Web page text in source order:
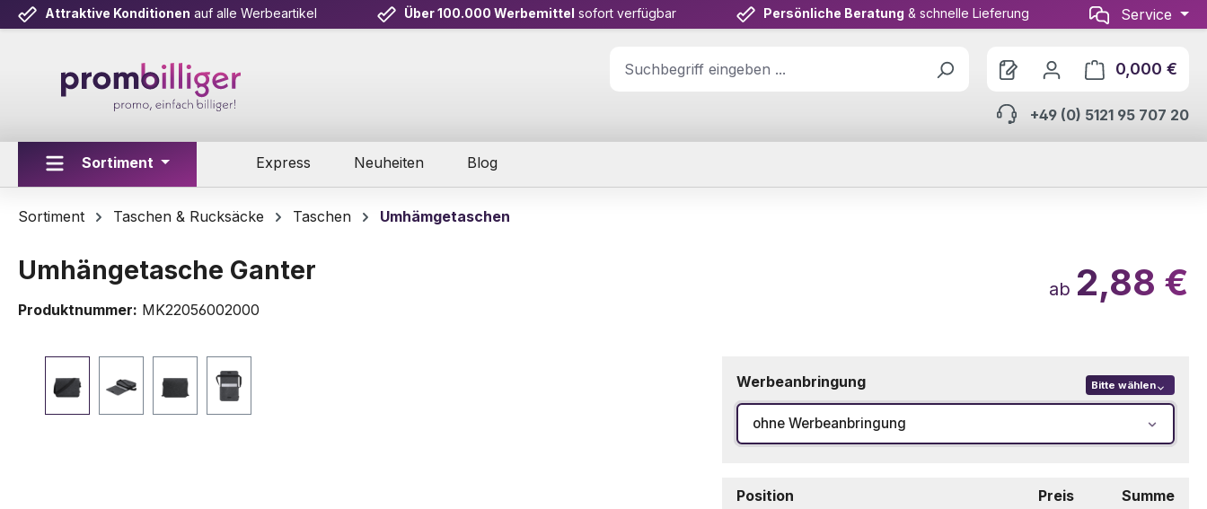
Hauptinhalt springen
Zur Suche springen
Zur Hauptnavigation springen
Attraktive Konditionen auf alle Werbeartikel Über 100.000 Werbemittel sofort verfügbar Persönliche Beratung & schnelle Lieferung Service
0,000 €
+49 (0) 5121 95 707 20
Sortiment Express Neuheiten Blog
Sortiment Taschen & Rucksäcke Taschen Umhämgetaschen
Umhängetasche Ganter
Produktnummer: MK22056002000
ab 2,88 €
Werbeanbringung
Bitte wählen
ohne Werbeanbringung
Position Preis Summe